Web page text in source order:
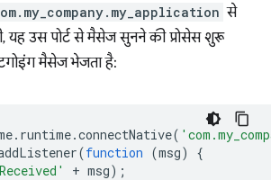
से
यह उस पोर्ट से मैसेज सुनने की प्रोसेस शुरू
मैसेज भेजता है:
. runtime.connectNative(
(function (msg)
{
+ msg);